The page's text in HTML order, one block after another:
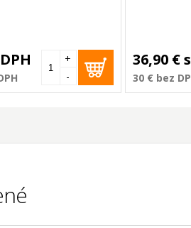
-
+ 36,90 €
30 € bez